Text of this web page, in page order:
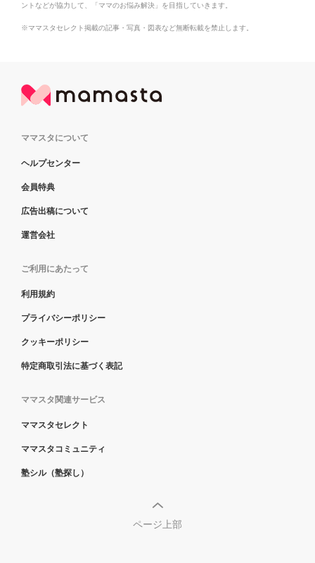
ントなどが協力して、「ママのお悩み解決」を目指していきます。
※ママスタセレクト掲載の記事・写真・図表など無断転載を禁止します。
ママスタについて
ヘルプセンター
会員特典
広告出稿について
運営会社
ご利用にあたって
利用規約
プライバシーポリシー
クッキーポリシー
特定商取引法に基づく表記
ママスタ関連サービス
ママスタセレクト
ママスタコミュニティ
塾シル（塾探し）
ページ上部